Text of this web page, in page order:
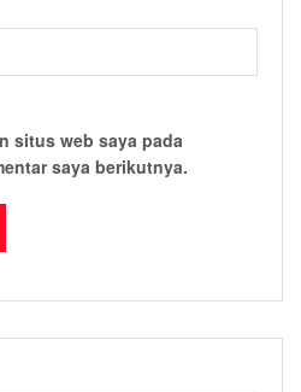
situs web saya pada
saya berikutnya.